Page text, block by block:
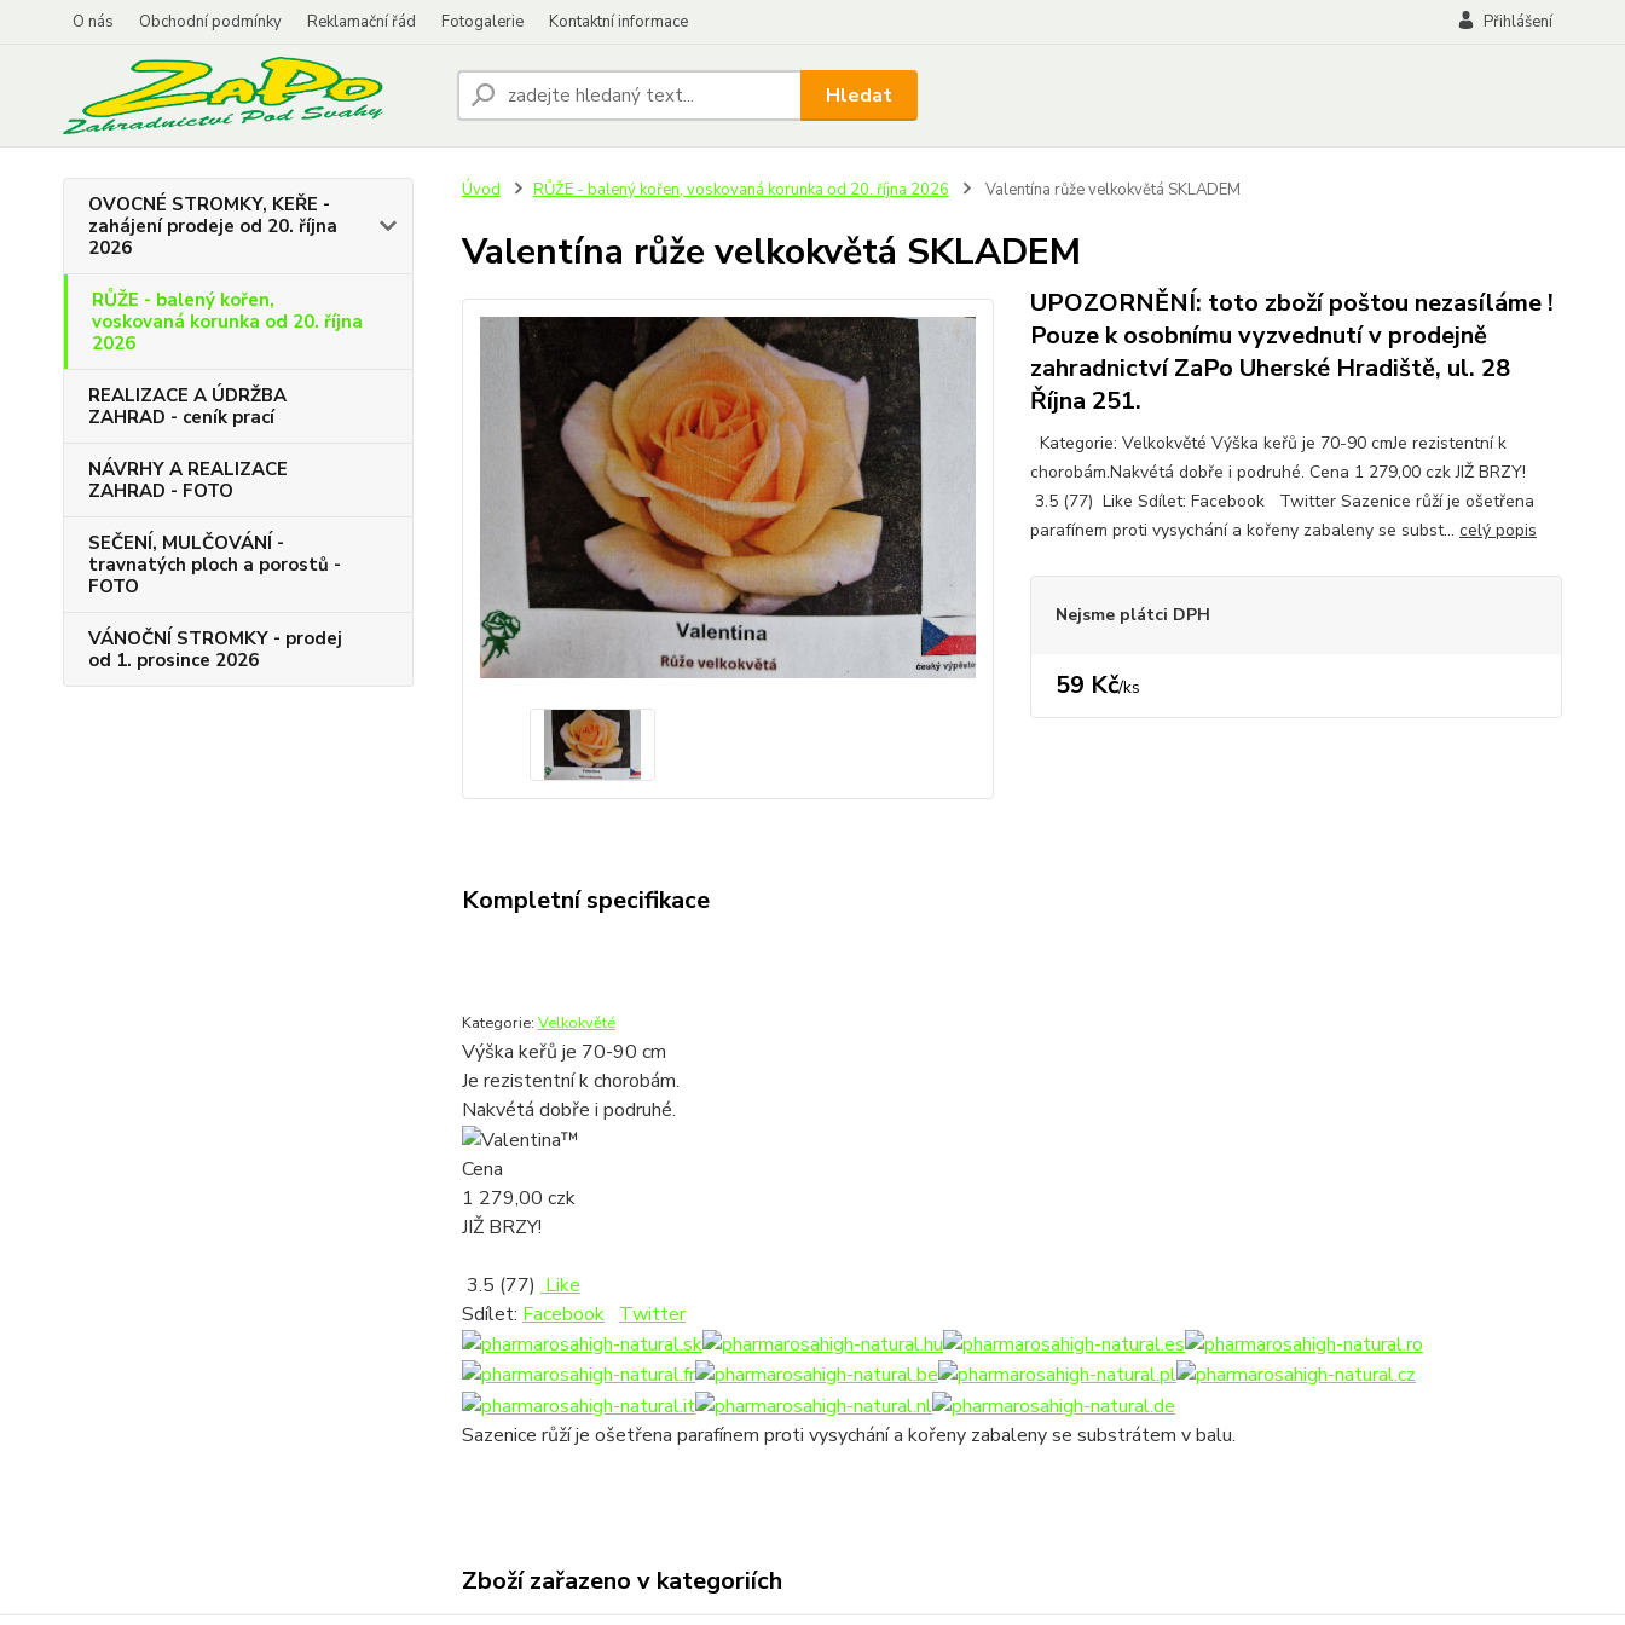
O nás Obchodní podmínky Reklamační řád Fotogalerie Kontaktní informace Přihlášení
Hledat
OVOCNÉ STROMKY, KEŘE -
zahájení prodeje od 20. října
2026
RŮŽE - balený kořen,
voskovaná korunka od 20. října
2026
REALIZACE A ÚDRŽBA
ZAHRAD - ceník prací
NÁVRHY A REALIZACE
ZAHRAD - FOTO
SEČENÍ, MULČOVÁNÍ -
travnatých ploch a porostů -
FOTO
VÁNOČNÍ STROMKY - prodej
od 1. prosince 2026
Úvod RŮŽE - balený kořen, voskovaná korunka od 20. října 2026 Valentína růže velkokvětá SKLADEM
Valentína růže velkokvětá SKLADEM
UPOZORNĚNÍ: toto zboží poštou nezasíláme !
Pouze k osobnímu vyzvednutí v prodejně
zahradnictví ZaPo Uherské Hradiště, ul. 28
Října 251.
Kategorie: Velkokvěté Výška keřů je 70-90 cmJe rezistentní k
chorobám.Nakvétá dobře i podruhé. Cena 1 279,00 czk JIŽ BRZY!
3.5 (77) Like Sdílet: Facebook Twitter Sazenice růží je ošetřena
parafínem proti vysychání a kořeny zabaleny se subst... celý popis
Nejsme plátci DPH
59 Kč/ks
Kompletní specifikace
Kategorie: Velkokvěté
Výška keřů je 70-90 cm
Je rezistentní k chorobám.
Nakvétá dobře i podruhé.
Cena
1 279,00 czk
JIŽ BRZY!
3.5 (77) Like
Sdílet: Facebook Twitter
Sazenice růží je ošetřena parafínem proti vysychání a kořeny zabaleny se substrátem v balu.
Zboží zařazeno v kategoriích